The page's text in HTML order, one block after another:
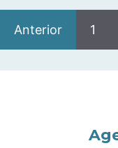
Anterior 1